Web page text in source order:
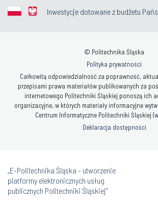
Inwestycje dotowane z budżetu
© Politechnika Śląska
Polityka prywatności
Całkowitą odpowiedzialność za poprawność,
przepisami prawa materiałów publikowanych za
internetowego Politechniki Śląskiej ponoszą ich
organizacyjne, w których materiały informacyjne
Centrum Informatyczne Politechniki Śląskiej (
Deklaracja dostępności
„E-Politechnika Śląska - utworzenie
platformy elektronicznych usług
publicznych Politechniki Śląskiej”